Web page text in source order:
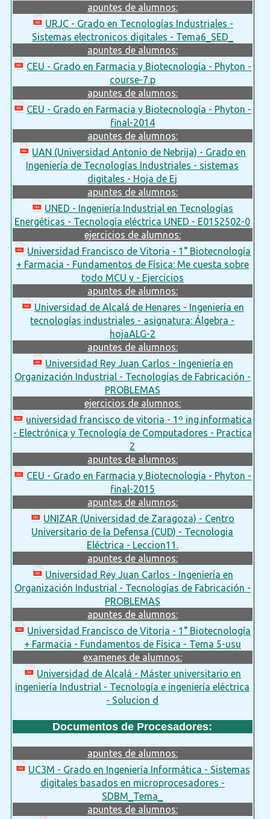
apuntes de alumnos:
URJC - Grado en Tecnologías Industriales -
Sistemas electronicos digitales - Tema6_SED_
apuntes de alumnos:
CEU - Grado en Farmacia y Biotecnología - Phyton -
course-7.p
apuntes de alumnos:
CEU - Grado en Farmacia y Biotecnología - Phyton -
final-2014
apuntes de alumnos:
UAN (Universidad Antonio de Nebrija) - Grado en
Ingeniería de Tecnologías Industriales - sistemas
digitales - Hoja de Ej
apuntes de alumnos:
UNED - Ingeniería Industrial en Tecnologías
Energéticas - Tecnología eléctrica UNED - E0152502-0
ejercicios de alumnos:
Universidad Francisco de Vitoria - 1° Biotecnología
+ Farmacia - Fundamentos de Física: Me cuesta sobre
todo MCU y - Ejercicios
apuntes de alumnos:
Universidad de Alcalá de Henares - Ingeniería en
tecnologías industriales - asignatura: Álgebra -
hojaALG-2
apuntes de alumnos:
Universidad Rey Juan Carlos - Ingeniería en
Organización Industrial - Tecnologías de Fabricación -
PROBLEMAS
ejercicios de alumnos:
universidad francisco de vitoria - 1º ing.informatica
- Electrónica y Tecnología de Computadores - Practica
2
apuntes de alumnos:
CEU - Grado en Farmacia y Biotecnología - Phyton -
final-2015
apuntes de alumnos:
UNIZAR (Universidad de Zaragoza) - Centro
Universitario de la Defensa (CUD) - Tecnologia
Eléctrica - Leccion11.
apuntes de alumnos:
Universidad Rey Juan Carlos - Ingeniería en
Organización Industrial - Tecnologías de Fabricación -
PROBLEMAS
apuntes de alumnos:
Universidad Francisco de Vitoria - 1° Biotecnología
+ Farmacia - Fundamentos de Física - Tema 5-usu
examenes de alumnos:
Universidad de Alcalá - Máster universitario en
ingeniería Industrial - Tecnología e ingeniería eléctrica
- Solucion d
Documentos de Procesadores:
apuntes de alumnos:
UC3M - Grado en Ingeniería Informática - Sistemas
digitales basados en microprocesadores -
SDBM_Tema_
apuntes de alumnos: